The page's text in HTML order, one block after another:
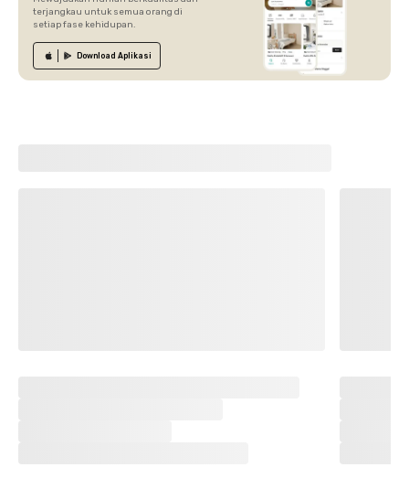
terjangkau untuk semua orang di
setiap fase kehidupan.
Download Aplikasi